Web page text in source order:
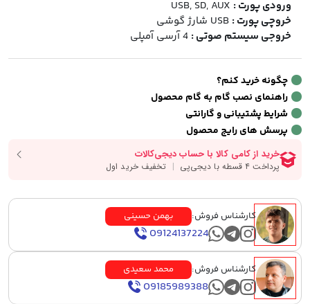
ورودی پورت : USB, SD, AUX
خروچی پورت : USB شارژ گوشی
خروجی سیستم صوتی : 4 آرسی آمپلی
چگونه خرید کنم؟
راهنمای نصب گام به گام محصول
شرایط پشتیبانی و گارانتی
پرسش های رایج محصول
کارشناس فروش: بهمن حسینی
09124137224
کارشناس فروش: محمد سعیدی
09185989388